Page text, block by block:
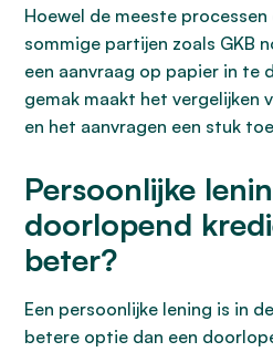
Hoewel de meeste
sommige partijen zoals GKB
een aanvraag op papier in te
gemak maakt het vergelijken
en het aanvragen een stuk
Persoonlijke
doorlopend
beter?
Een persoonlijke lening is in
betere optie dan een